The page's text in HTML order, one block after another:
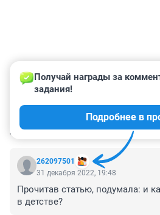
КОММЕНТАРИИ 2
262097501
Получай награды за
задания!
Подробнее в
31 декабря 2022, 19:48
Прочитав статью, подумала: и
в детстве?